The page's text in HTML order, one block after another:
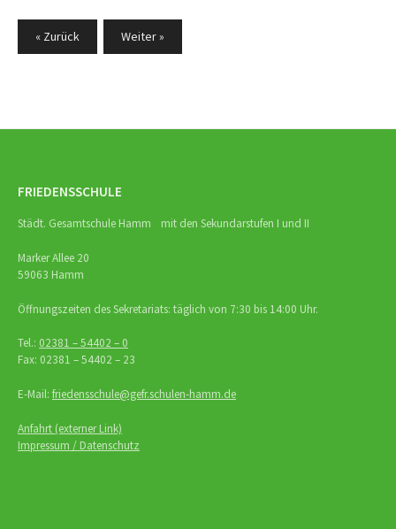
Seitennummerierung
« Zurück Weiter »
FRIEDENSSCHULE
Städt. Gesamtschule Hamm mit den Sekundarstufen I und II
Marker Allee 20
59063 Hamm
Öffnungszeiten des Sekretariats: täglich von 7:30 bis 14:00 Uhr.
Tel.: 02381 – 54402 – 0
Fax: 02381 – 54402 – 23
E-Mail: friedensschule@gefr.schulen-hamm.de
Anfahrt (externer Link)
Impressum / Datenschutz